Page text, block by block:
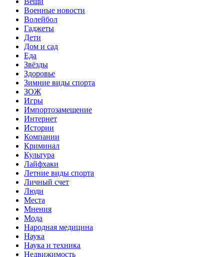
Военные новости
Волейбол
Гаджеты
Дети
Дом и сад
Еда
Звёзды
Здоровье
Зимние виды спорта
ЗОЖ
Игры
Импортозамещение
Интернет
Истории
Компании
Криминал
Культура
Лайфхаки
Летние виды спорта
Личный счет
Люди
Места
Мнения
Мода
Народная медицина
Наука
Наука и техника
Недвижимость